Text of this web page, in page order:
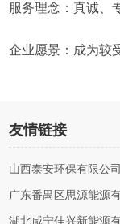
服务理念：真诚、
企业愿景：成为较
友情链接
山西泰安环保有限公司
广东番禺区思源能源
湖北咸宁佳兴新能源